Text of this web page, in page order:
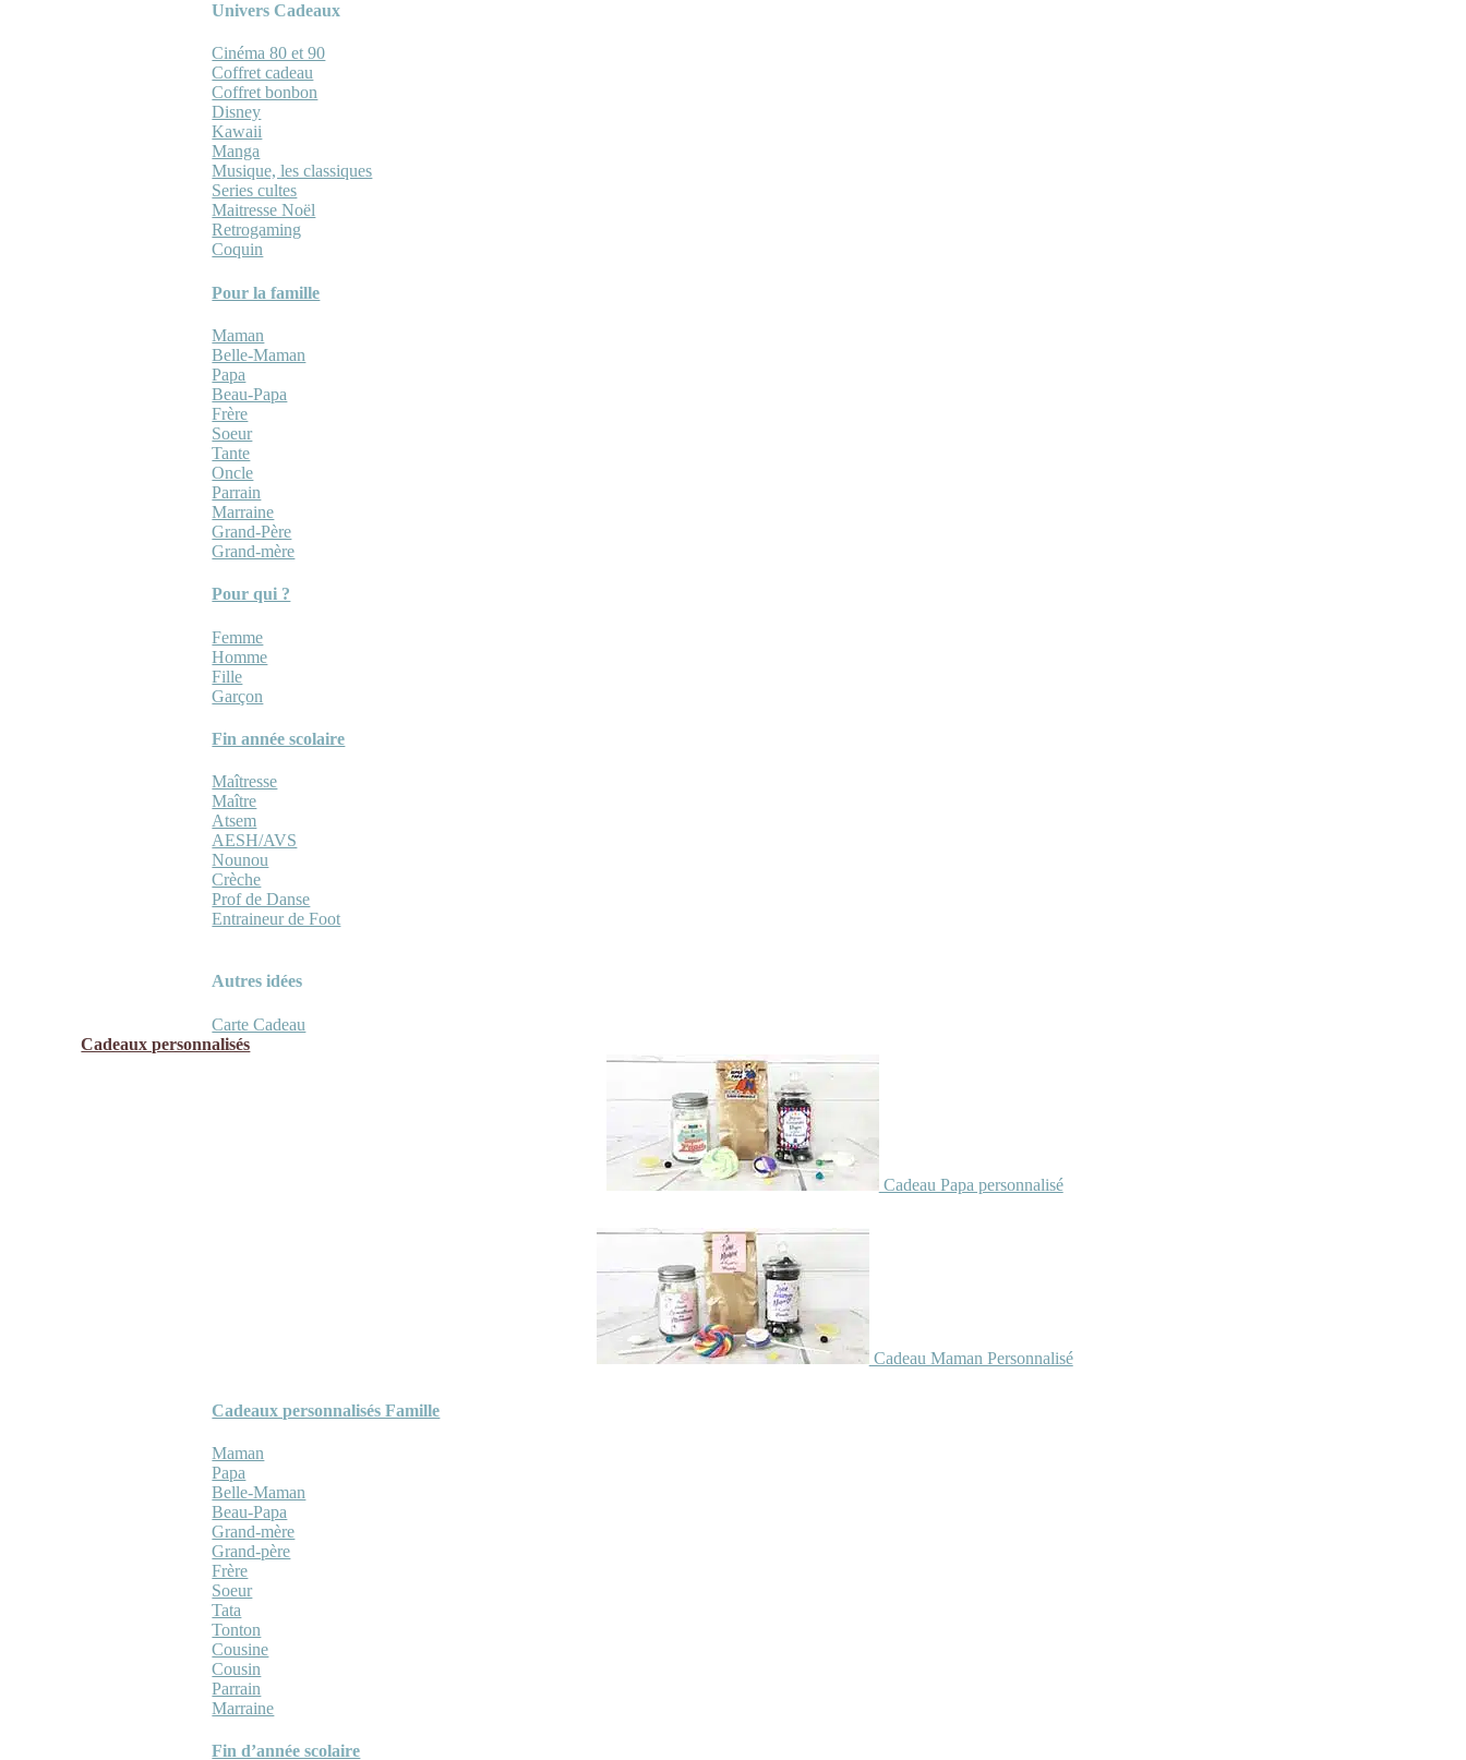
Univers Cadeaux
Cinéma 80 et 90
Coffret cadeau
Coffret bonbon
Disney
Kawaii
Manga
Musique, les classiques
Series cultes
Maitresse Noël
Retrogaming
Coquin
Pour la famille
Maman
Belle-Maman
Papa
Beau-Papa
Frère
Soeur
Tante
Oncle
Parrain
Marraine
Grand-Père
Grand-mère
Pour qui ?
Femme
Homme
Fille
Garçon
Fin année scolaire
Maîtresse
Maître
Atsem
AESH/AVS
Nounou
Crèche
Prof de Danse
Entraineur de Foot
Autres idées
Carte Cadeau
Cadeaux personnalisés
Cadeau Papa personnalisé
Cadeau Maman Personnalisé
Cadeaux personnalisés Famille
Maman
Papa
Belle-Maman
Beau-Papa
Grand-mère
Grand-père
Frère
Soeur
Tata
Tonton
Cousine
Cousin
Parrain
Marraine
Fin d’année scolaire